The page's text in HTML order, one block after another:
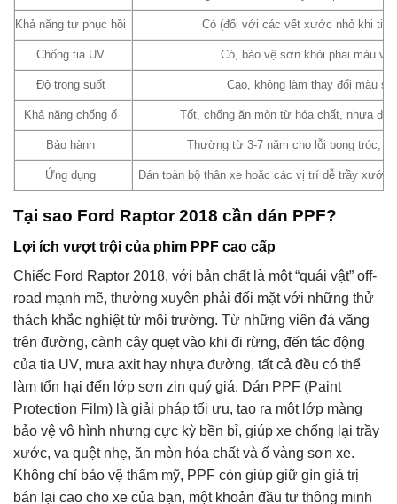
Khả năng tự phục hồi Có (đối với các vết xước nhỏ khi tiếp
Chống tia UV Có, bảo vệ sơn khỏi phai màu và
Độ trong suốt Cao, không làm thay đổi màu
Khả năng chống ố Tốt, chống ăn mòn từ hóa chất, nhựa
Bảo hành Thường từ 3-7 năm cho lỗi bong tróc, ố
Ứng dụng Dán toàn bộ thân xe hoặc các vị trí dễ trầy xước
Tại sao Ford Raptor 2018 cần dán PPF?
Lợi ích vượt trội của phim PPF cao cấp
Chiếc Ford Raptor 2018, với bản chất là một “quái vật” off-
road mạnh mẽ, thường xuyên phải đối mặt với những thử
thách khắc nghiệt từ môi trường. Từ những viên đá văng
trên đường, cành cây quẹt vào khi đi rừng, đến tác động
của tia UV, mưa axit hay nhựa đường, tất cả đều có thể
làm tổn hại đến lớp sơn zin quý giá. Dán PPF (Paint
Protection Film) là giải pháp tối ưu, tạo ra một lớp màng
bảo vệ vô hình nhưng cực kỳ bền bỉ, giúp xe chống lại trầy
xước, va quệt nhẹ, ăn mòn hóa chất và ố vàng sơn xe.
Không chỉ bảo vệ thẩm mỹ, PPF còn giúp giữ gìn giá trị
bán lại cao cho xe của bạn, một khoản đầu tư thông minh